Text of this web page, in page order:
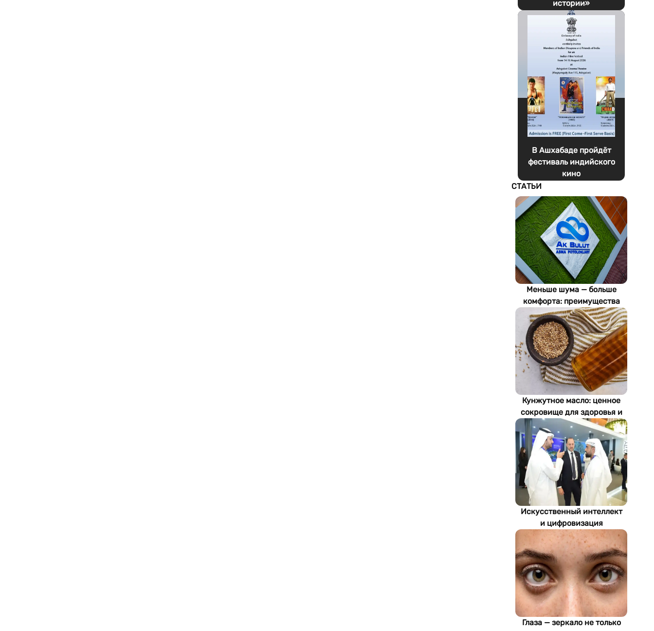
истории»
В Ашхабаде пройдёт
фестиваль индийского
кино
СТАТЬИ
Меньше шума — больше
комфорта: преимущества
акустических потолков Ak
Bulut
Кунжутное масло: ценное
сокровище для здоровья и
экономики Туркменистана
Искусственный интеллект
и цифровизация
определяют будущее
энергетики
Туркменистана
Глаза — зеркало не только